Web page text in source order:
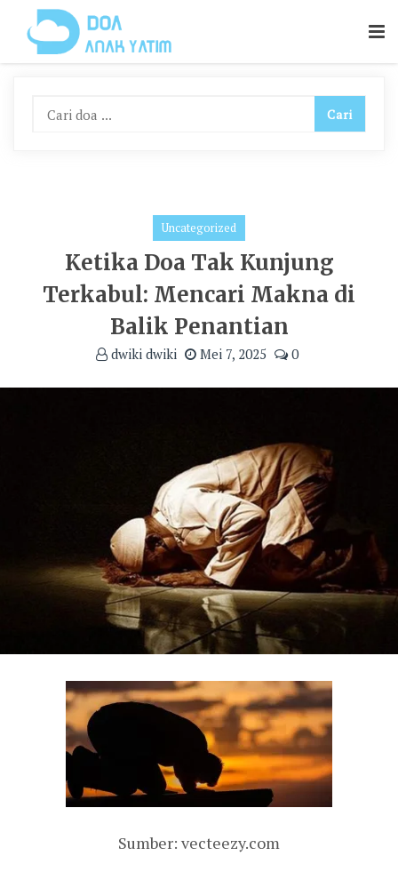
Content
Uncategorized
Ketika Doa Tak Kunjung
Terkabul: Mencari Makna di
Balik Penantian
dwiki dwiki Mei 7, 2025 0
Sumber: vecteezy.com